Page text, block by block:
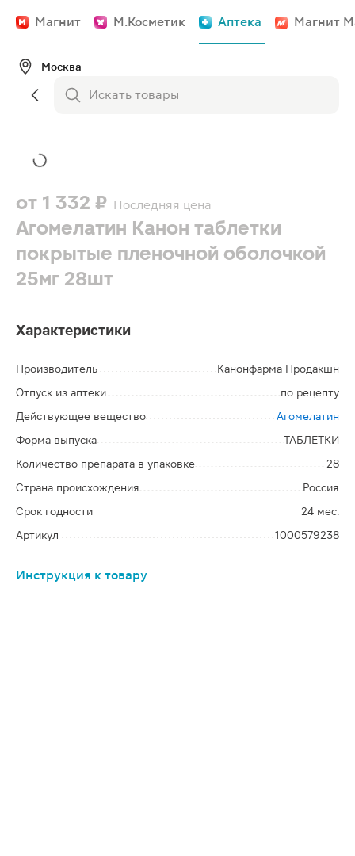
Магнит М.Косметик Аптека Магнит
Москва
от 1 332 ₽ Последняя цена
Агомелатин Канон таблетки
покрытые пленочной оболочкой
25мг 28шт
Характеристики
Производитель
Канонфарма Продакшн
Отпуск из аптеки
по рецепту
Действующее вещество
Агомелатин
Форма выпуска
ТАБЛЕТКИ
Количество препарата в упаковке
28
Страна происхождения
Россия
Срок годности
24 мес.
Артикул
1000579238
Инструкция к товару